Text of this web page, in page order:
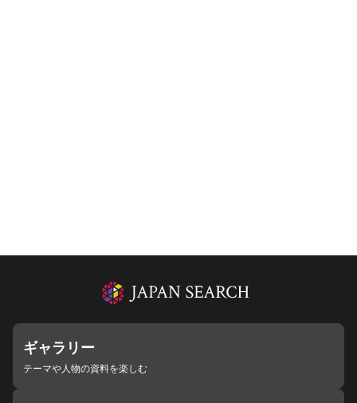
ギャラリー
テーマや人物の資料を楽しむ